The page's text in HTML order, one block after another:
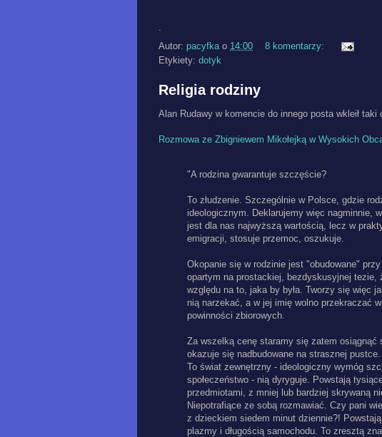
.
Autor: pacyfka o 14:00
8 komentarzy:
Etykiety: dotyk
Religia rodziny
Alan Rudawy w komencie do innego posta wkleił
Rozmowa ze Zbigniewem Mikołejką w Wysokich
"A rodzina gwarantuje szczęście?
To złudzenie. Szczególnie w Polsce, gdzie
ideologicznym. Deklarujemy więc nagminnie,
jest dla nas najwyższą wartością, lecz w
emigracji, stosuje przemoc, oszukuje.
Okopanie się w rodzinie jest "obudowane"
opartym na prostackiej, bezdyskusyjnej tezie,
względu na to, jaka by była. Tworzy się więc
nią narzekać, a w jej imię wolno przekraczać
powinności zbiorowych.
Za wszelką cenę staramy się zatem
okazuje się nadbudowane na strasznej
To świat zewnętrzny - ideologiczny wymóg
społeczeństwo - nią dyryguje. Powstają
przedmiotami, z mniej lub bardziej skrywaną
Niepotrafiące ze sobą rozmawiać. Czy pani
z dzieckiem siedem minut dziennie?!
plazmy i długością samochodu. To zresztą